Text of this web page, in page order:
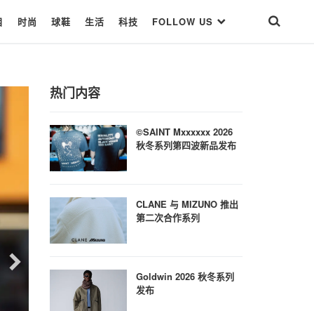
时尚 球鞋 生活 科技 FOLLOW US
热门内容
©SAINT Mxxxxxx 2026
秋冬系列第四波新品发布
CLANE 与 MIZUNO 推出
第二次合作系列
Goldwin 2026 秋冬系列
发布